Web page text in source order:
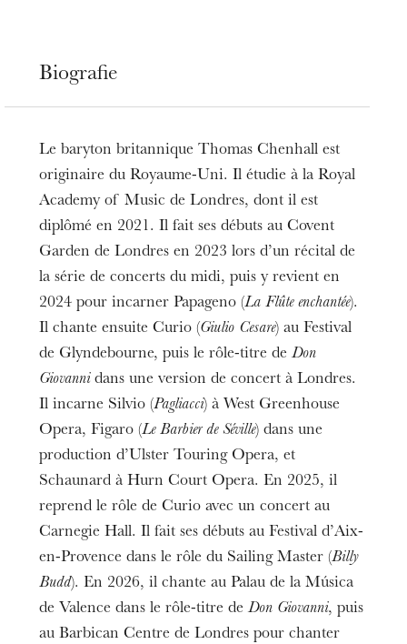
Biografie
Le baryton britannique Thomas Chenhall est
originaire du Royaume-Uni. Il étudie à la Royal
Academy of Music de Londres, dont il est
diplômé en 2021. Il fait ses débuts au Covent
Garden de Londres en 2023 lors d’un récital de
la série de concerts du midi, puis y revient en
2024 pour incarner Papageno (La Flûte enchantée).
Il chante ensuite Curio (Giulio Cesare) au Festival
de Glyndebourne, puis le rôle-titre deDon
Giovanni dans une version de concert à Londres.
Il incarne Silvio (Pagliacci) à West Greenhouse
Opera, Figaro (Le Barbier de Séville) dans une
production d’Ulster Touring Opera, et
Schaunard à Hurn Court Opera. En 2025, il
reprend le rôle de Curio avec un concert au
Carnegie Hall. Il fait ses débuts au Festival d’Aix-
en-Provence dans le rôle du Sailing Master (Billy
Budd). En 2026, il chante au Palau de la Música
de Valence dans le rôle-titre deDon Giovanni, puis
au Barbican Centre de Londres pour chanter